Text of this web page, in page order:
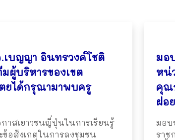
เบญญา อินทรวงค์โชติ
ผู้บริหารของเขต
ยได้กรุณามาพบครู
กาสเยาวชนญี่ปุ่นในการเรียนรู้
ข้อสังเกตุในการลงชุมชน
มอ
หน่
คุณ
ฝอ
มอบ
ราช